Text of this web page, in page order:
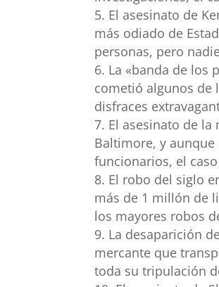
El asesinato de
más odiado de
personas, pero
La «banda de los
cometió algunos de
disfraces
El asesinato de la
Baltimore, y
funcionarios, el
El robo del siglo
más de 1 millón de
los mayores robos
La desaparición
mercante que
toda su tripulación